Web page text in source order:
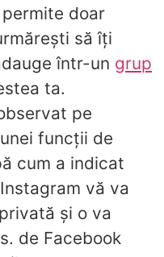
doar
să îți
într-un grup
ta.
pe
funcții de
cum a indicat
vă va
și o va
de Facebook